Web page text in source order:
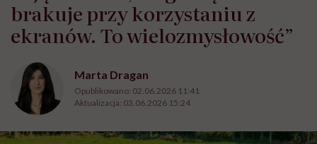
brakuje przy korzystaniu z
ekranów. To wielozmysłowość”
Marta Dragan
Opublikowano: 02.06.2026 11:41
Aktualizacja: 03.06.2026 15:24